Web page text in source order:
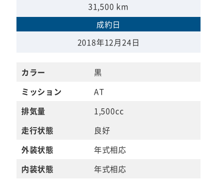
31,500 km
成約日
2018年12月24日
カラー
黒
ミッション
AT
排気量
1,500cc
走行状態
良好
外装状態
年式相応
内装状態
年式相応